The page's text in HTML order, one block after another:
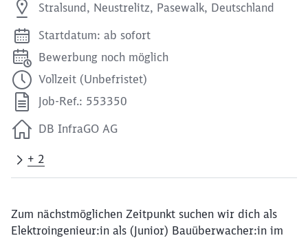
Stralsund, Neustrelitz, Pasewalk, Deutschland
Startdatum: ab sofort
Bewerbung noch möglich
Vollzeit (Unbefristet)
Job-Ref.: 553350
DB InfraGO AG
+ 2
Zum nächstmöglichen Zeitpunkt suchen wir dich als
Elektroingenieur:in als (Junior) Bauüberwacher:in im